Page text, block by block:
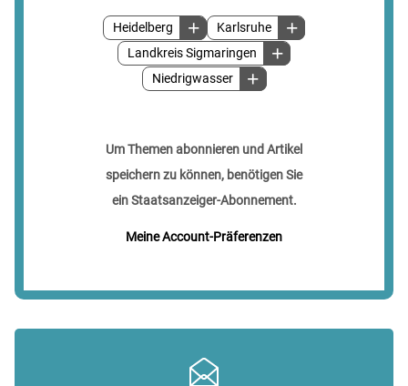
Heidelberg
Karlsruhe
Landkreis Sigmaringen
Niedrigwasser
Um Themen abonnieren und Artikel
speichern zu können, benötigen Sie
ein Staatsanzeiger-Abonnement.
Meine Account-Präferenzen